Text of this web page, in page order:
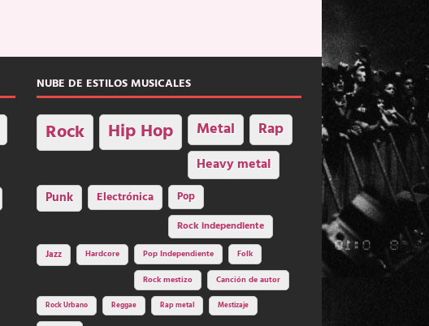
NUBE DE ESTILOS MUSICALES
Rock Hip Hop Metal Rap
Heavy metal
Punk Electrónica
Pop
Rock independiente
Jazz Hardcore Pop Independiente Folk
Rock mestizo Canción de autor
Rock Urbano Reggae Rap metal Mestizaje